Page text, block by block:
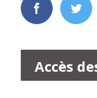
Accès